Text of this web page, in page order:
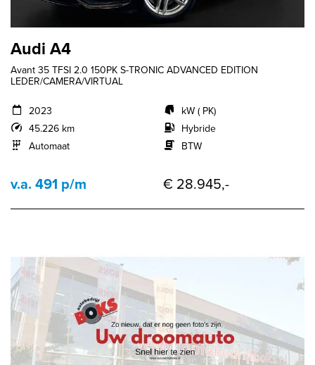
Audi A4
Avant 35 TFSI 2.0 150PK S-TRONIC ADVANCED EDITION
LEDER/CAMERA/VIRTUAL
2023
45.226 km
Automaat
kW ( PK)
Hybride
BTW
v.a. 491 p/m € 28.945,-